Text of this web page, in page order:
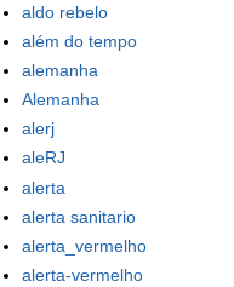
aldo rebelo
além do tempo
alemanha
Alemanha
alerj
aleRJ
alerta
alerta sanitario
alerta_vermelho
alerta-vermelho